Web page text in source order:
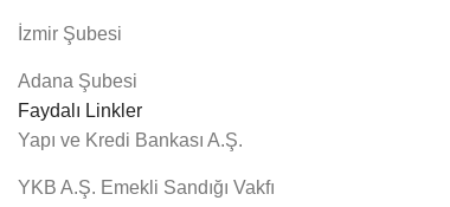
İzmir Şubesi
Adana Şubesi
Faydalı Linkler
Yapı ve Kredi Bankası A.Ş.
YKB A.Ş. Emekli Sandığı Vakfı